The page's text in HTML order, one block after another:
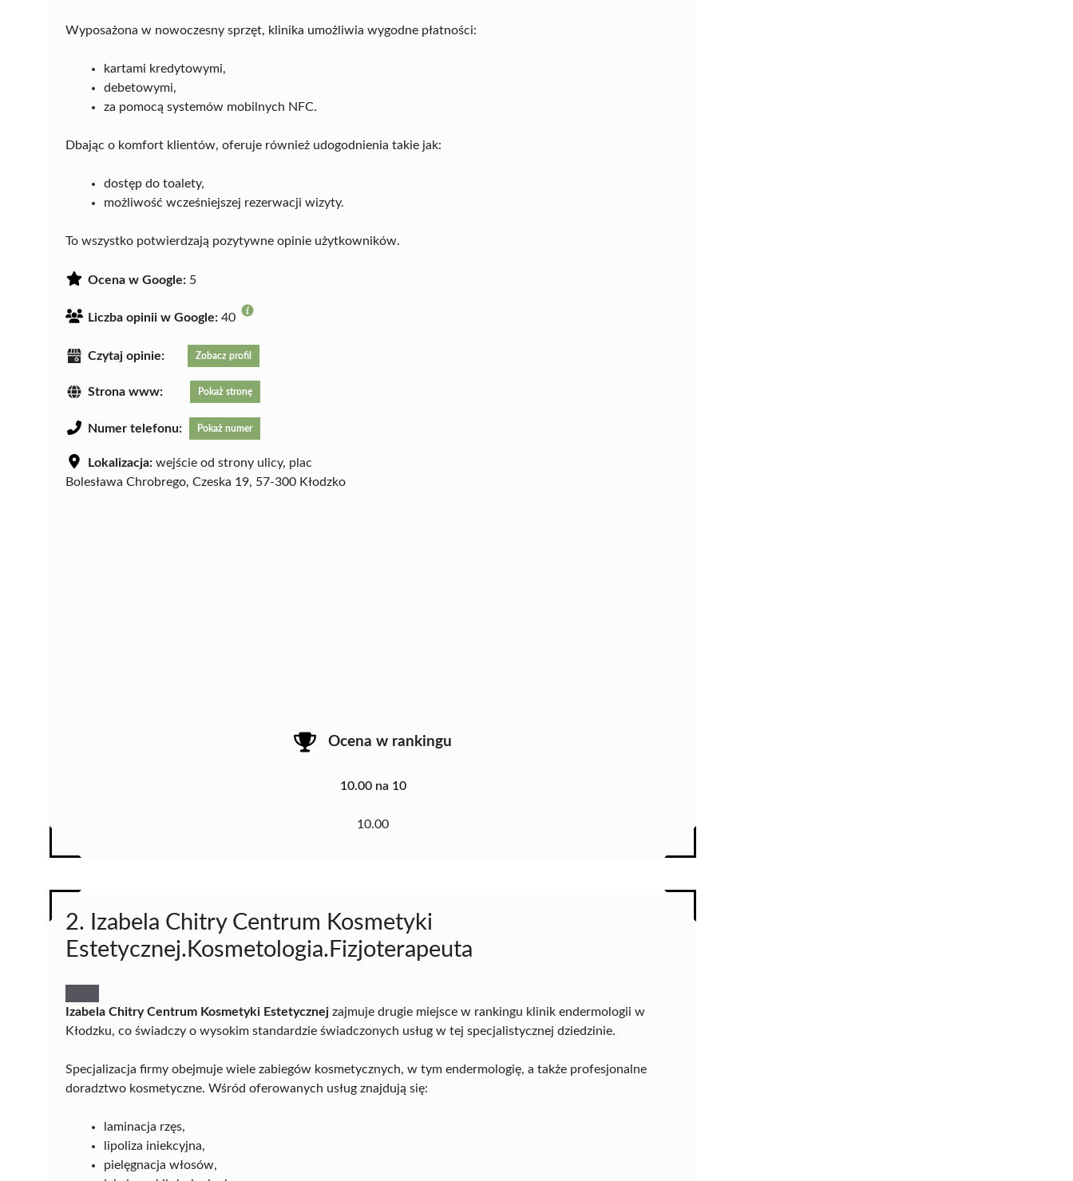
Wyposażona w nowoczesny sprzęt, klinika umożliwia wygodne płatności:
kartami kredytowymi,
debetowymi,
za pomocą systemów mobilnych NFC.
Dbając o komfort klientów, oferuje również udogodnienia takie jak:
dostęp do toalety,
możliwość wcześniejszej rezerwacji wizyty.
To wszystko potwierdzają pozytywne opinie użytkowników.
Ocena w Google: 5
Liczba opinii w Google: 40
Czytaj opinie: Zobacz profil
Strona www: Pokaż stronę
Numer telefonu: Pokaż numer
Lokalizacja: wejście od strony ulicy, plac
Bolesława Chrobrego, Czeska 19, 57-300 Kłodzko
Ocena w rankingu
10.00 na 10
10.00
2. Izabela Chitry Centrum Kosmetyki
Estetycznej.Kosmetologia.Fizjoterapeuta
Izabela Chitry Centrum Kosmetyki Estetycznej zajmuje drugie miejsce w rankingu klinik endermologii w
Kłodzku, co świadczy o wysokim standardzie świadczonych usług w tej specjalistycznej dziedzinie.
Specjalizacja firmy obejmuje wiele zabiegów kosmetycznych, w tym endermologię, a także profesjonalne
doradztwo kosmetyczne. Wśród oferowanych usług znajdują się:
laminacja rzęs,
lipoliza iniekcyjna,
pielęgnacja włosów,